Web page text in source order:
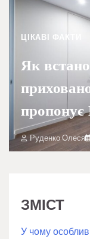
ЦІКАВІ ФАКТИ
Як
Руденко Олеся
ЗМІСТ
У чому